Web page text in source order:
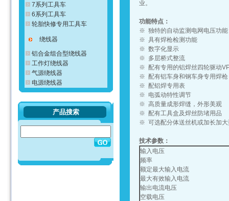
7系列工具车
6系列工具车
轮胎快修专用工具车
绕线器
铝合金组合型绕线器
工作灯绕线器
气源绕线器
电源绕线器
产品搜索
业。
功能特点：
※ 独特的自动监测电网电压功能
※ 具有焊枪检测功能
※ 数字化显示
※ 多层桥式整流
※ 配有专用的铝焊丝四轮驱动
※ 配有铝车身和钢车身专用焊枪
※ 配铝焊专用表
※ 电弧动特性调节
※ 高质量成形焊缝，外形美观
※ 配有工具盒及焊丝防堵用品
※ 可选配分体送丝机或加长加大
技术参数：
输入电压
频率
额定最大输入电流
最大有效输入电流
输出电流电压
空载电压